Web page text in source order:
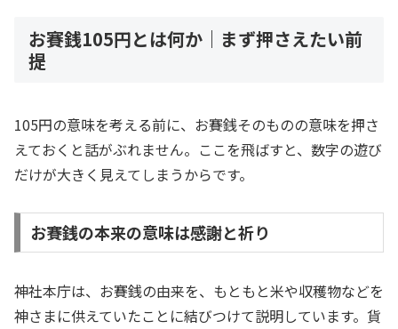
お賽銭105円とは何か｜まず押さえたい前
提
105円の意味を考える前に、お賽銭そのものの意味を押さ
えておくと話がぶれません。ここを飛ばすと、数字の遊び
だけが大きく見えてしまうからです。
お賽銭の本来の意味は感謝と祈り
神社本庁は、お賽銭の由来を、もともと米や収穫物などを
神さまに供えていたことに結びつけて説明しています。貨